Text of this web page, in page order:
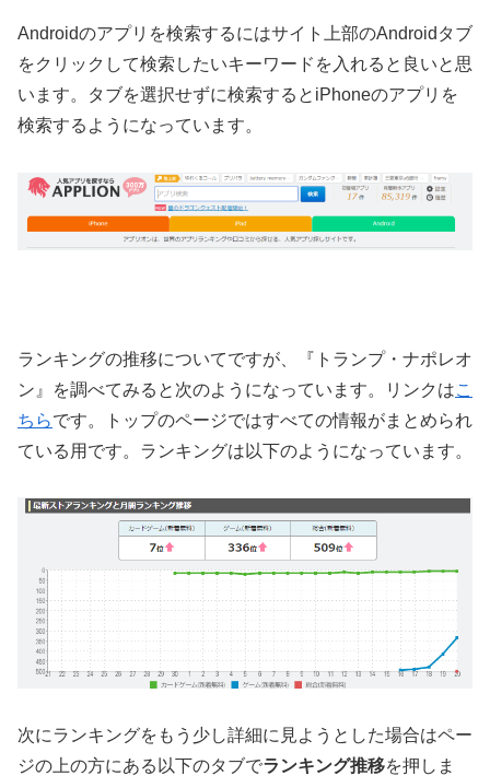
Androidのアプリを検索するにはサイト上部のAndroidタブ
をクリックして検索したいキーワードを入れると良いと思
います。タブを選択せずに検索するとiPhoneのアプリを
検索するようになっています。
ランキングの推移についてですが、『トランプ・ナポレオ
ン』を調べてみると次のようになっています。リンクはこ
ちらです。トップのページではすべての情報がまとめられ
ている用です。ランキングは以下のようになっています。
次にランキングをもう少し詳細に見ようとした場合はペー
ジの上の方にある以下のタブでランキング推移を押しま